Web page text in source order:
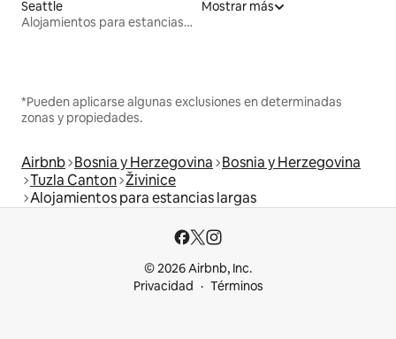
Seattle
Alojamientos para estancias largas
Mostrar más
*Pueden aplicarse algunas exclusiones en determinadas
zonas y propiedades.
Airbnb Bosnia y Herzegovina Bosnia y Herzegovina
Tuzla Canton Živinice
Alojamientos para estancias largas
© 2026 Airbnb, Inc.
Privacidad
Términos